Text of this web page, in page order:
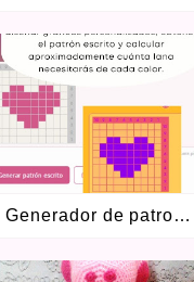
OCTUBRE 2021
2
JUNIO 2021
2
ABRIL 2021
FEBRERO 2021
4
ENERO 2021
1
DICIEMBRE 2020
4
NOVIEMBRE 2020
2
MAYO 2020
MARZO 2020
6
Generador de patrones Colorwork gratis para crochet y dos agujas